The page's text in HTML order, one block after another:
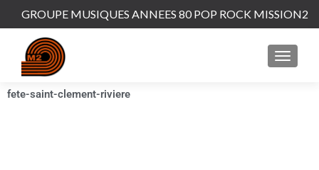
GROUPE MUSIQUES ANNEES 80 POP ROCK MISSION2
fete-saint-clement-riviere